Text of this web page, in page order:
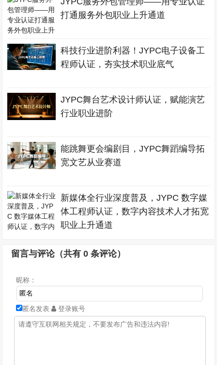
打通服务外包职业上升通道
科技行业进阶利器！JYPC电子设备工
程师认证，夯实技术职业底气
JYPC舞台艺术设计师认证，赋能演艺
行业职业进阶
能跳舞更会编剧目，JYPC舞蹈编导拓
宽文艺从业赛道
新媒体全行业深度普及，JYPC 数字媒
体工程师认证，数字内容技术人才拓宽
职业上升通道
留言与评论（共有0 条评论）
昵称：
匿名发表 登录账号